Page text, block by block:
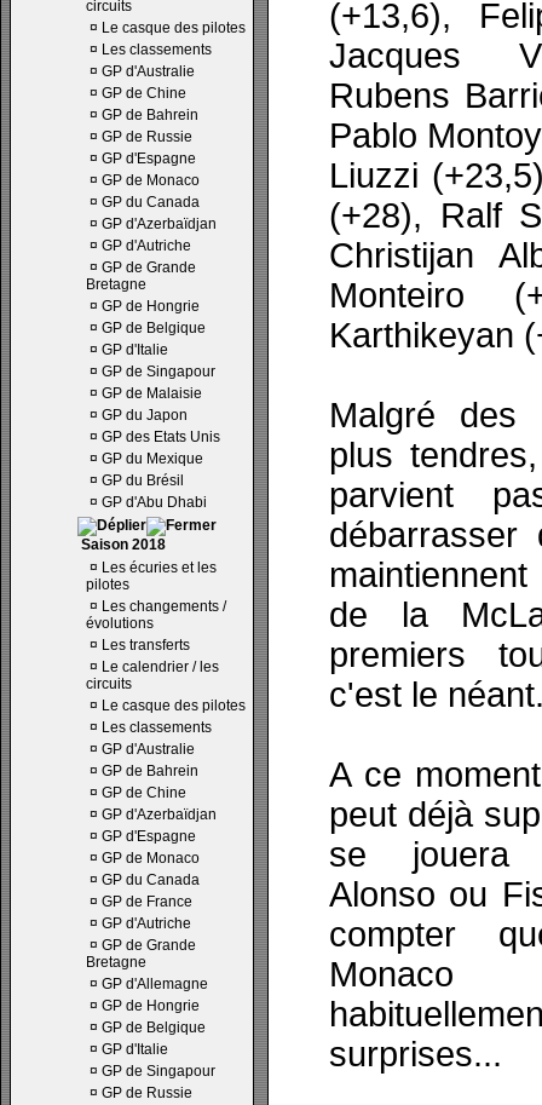
circuits
¤ Le casque des pilotes
¤ Les classements
¤ GP d'Australie
¤ GP de Chine
¤ GP de Bahrein
¤ GP de Russie
¤ GP d'Espagne
¤ GP de Monaco
¤ GP du Canada
¤ GP d'Azerbaïdjan
¤ GP d'Autriche
¤ GP de Grande
Bretagne
¤ GP de Hongrie
¤ GP de Belgique
¤ GP d'Italie
¤ GP de Singapour
¤ GP de Malaisie
¤ GP du Japon
¤ GP des Etats Unis
¤ GP du Mexique
¤ GP du Brésil
¤ GP d'Abu Dhabi
Saison 2018
¤ Les écuries et les
pilotes
¤ Les changements /
évolutions
¤ Les transferts
¤ Le calendrier / les
circuits
¤ Le casque des pilotes
¤ Les classements
¤ GP d'Australie
¤ GP de Bahrein
¤ GP de Chine
¤ GP d'Azerbaïdjan
¤ GP d'Espagne
¤ GP de Monaco
¤ GP du Canada
¤ GP de France
¤ GP d'Autriche
¤ GP de Grande
Bretagne
¤ GP d'Allemagne
¤ GP de Hongrie
¤ GP de Belgique
¤ GP d'Italie
¤ GP de Singapour
¤ GP de Russie
(+13,6),
Jacques
Rubens
Pablo
Liuzzi
(+28), Ralf
Christijan
Monteiro
Karthikeyan
Malgré
plus
parvient
de la
premiers
c'est le
A ce
peut déjà
se jouera
Alonso ou
compter
Monaco
surprises...